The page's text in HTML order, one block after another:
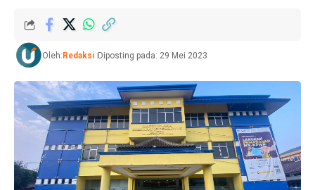
Oleh: Redaksi Diposting pada: 29 Mei 2023